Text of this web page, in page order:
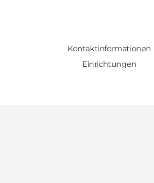
Kontaktinformationen
Einrichtungen